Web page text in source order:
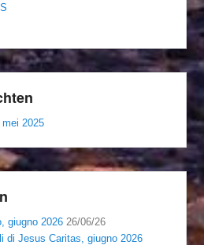
2025
giugno 2026 26/06/26
di Jesus Caritas, giugno 2026